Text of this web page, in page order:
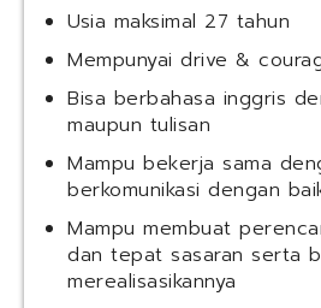
Usia maksimal 27 tahun
Mempunyai drive &
Bisa berbahasa inggris
maupun tulisan
Mampu bekerja sama
berkomunikasi dengan
Mampu membuat
dan tepat sasaran serta
merealisasikannya